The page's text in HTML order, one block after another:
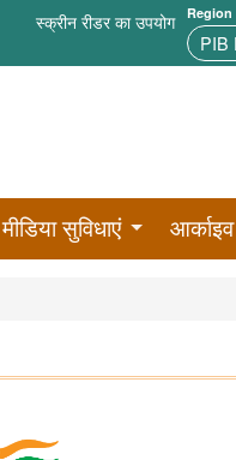
स्क्रीन रीडर का उपयोग Region
मीडिया सुविधाएं आर्काइव